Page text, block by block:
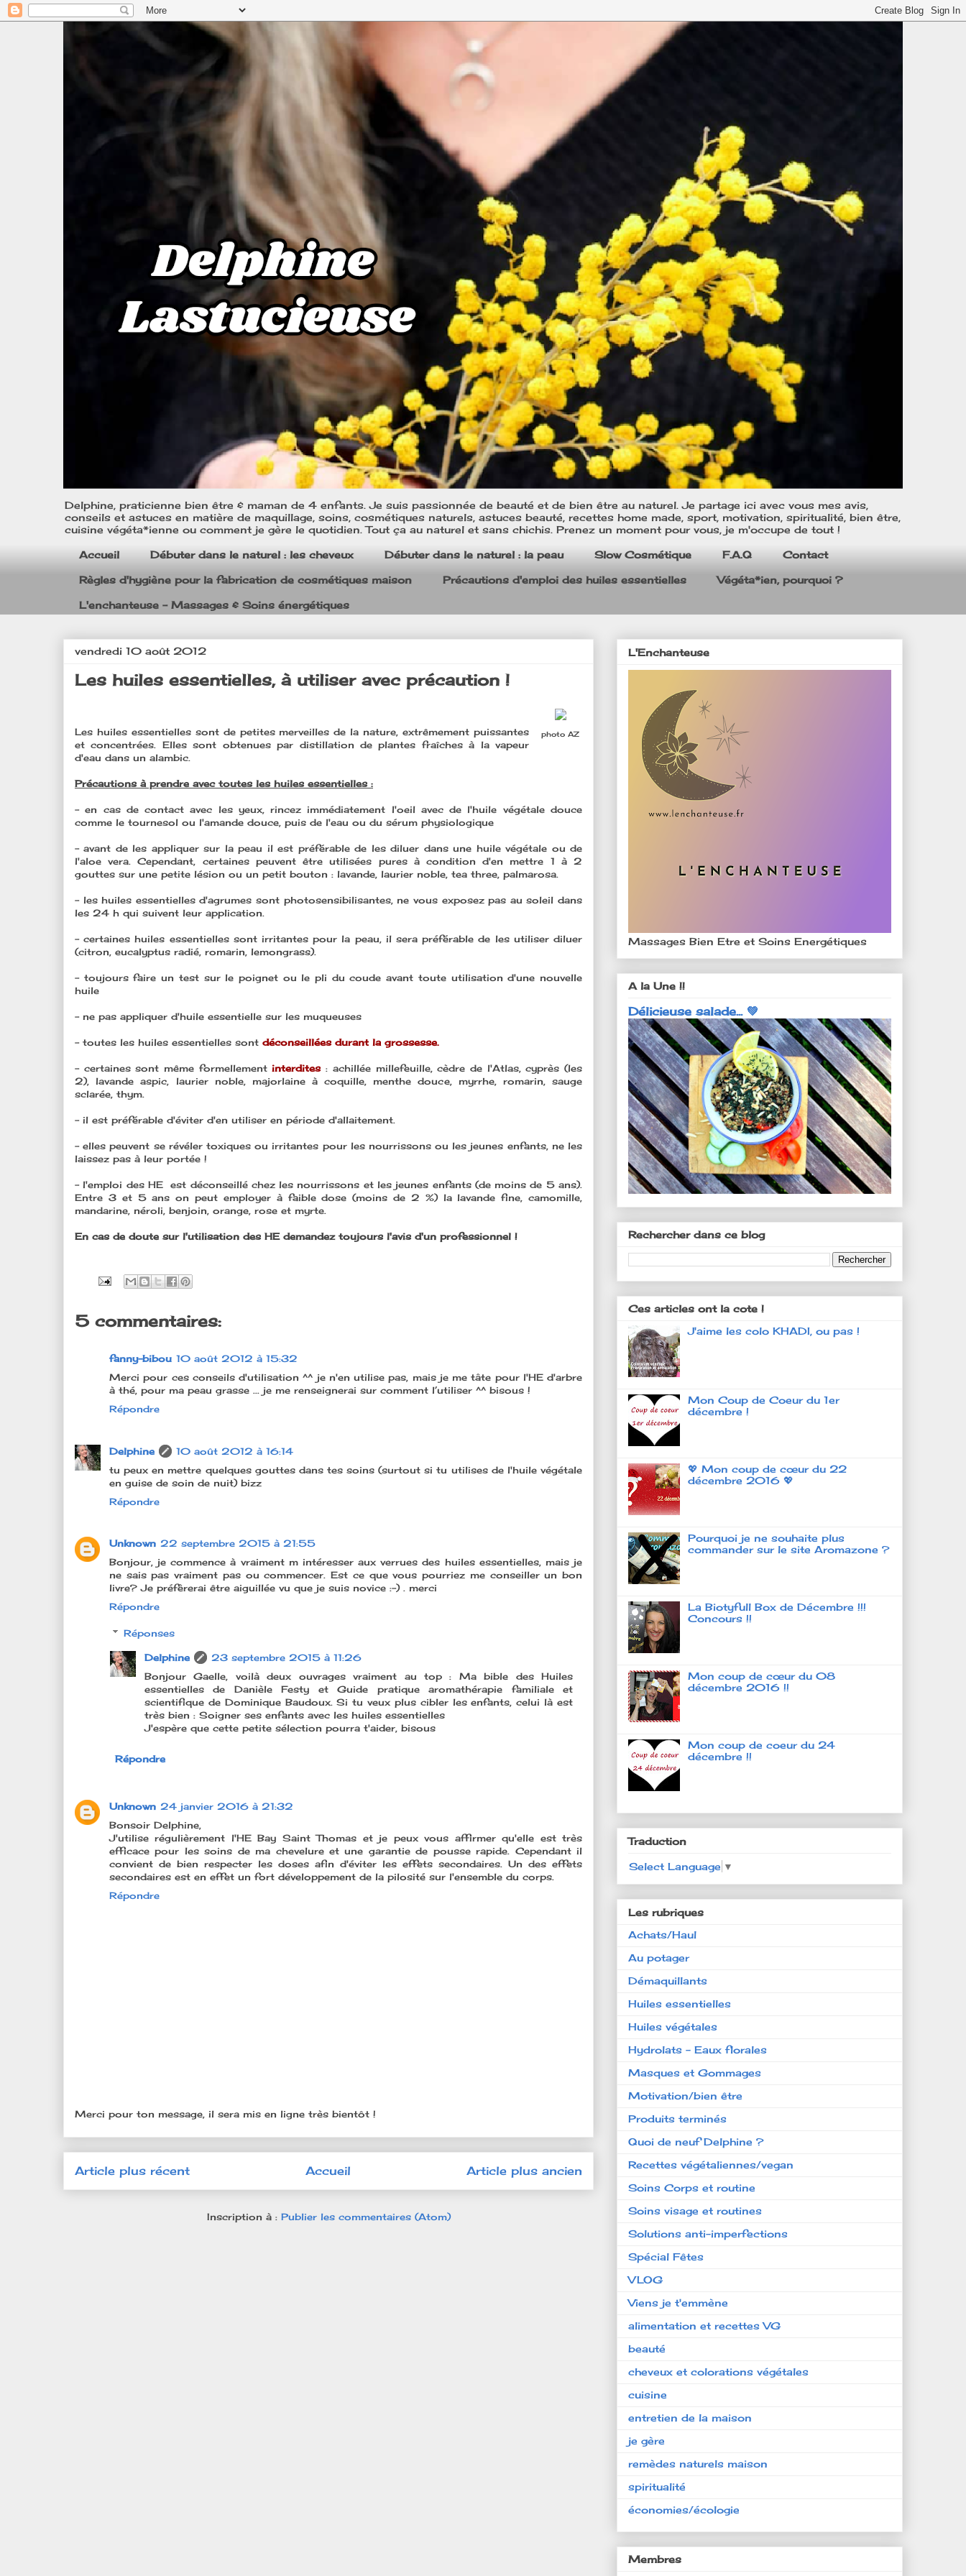
Delphine, praticienne bien être & maman de 4 enfants. Je suis passionnée de beauté et de bien être au naturel. Je partage ici avec vous mes avis,
conseils et astuces en matière de maquillage, soins, cosmétiques naturels, astuces beauté, recettes home made, sport, motivation, spiritualité, bien être,
cuisine végéta*ienne ou comment je gère le quotidien. Tout ça au naturel et sans chichis. Prenez un moment pour vous, je m'occupe de tout !
Accueil Débuter dans le naturel : les cheveux Débuter dans le naturel : la peau Slow Cosmétique F.A.Q Contact
Règles d'hygiène pour la fabrication de cosmétiques maison Précautions d'emploi des huiles essentielles Végéta*ien, pourquoi ?
L'enchanteuse - Massages & Soins énergétiques
vendredi 10 août 2012
Les huiles essentielles, à utiliser avec précaution !
photo AZ
Les huiles essentielles sont de petites merveilles de la nature, extrêmement puissantes
et concentrées. Elles sont obtenues par distillation de plantes fraîches à la vapeur
d'eau dans un alambic.
Précautions à prendre avec toutes les huiles essentielles :
- en cas de contact avec les yeux, rincez immédiatement l'oeil avec de l'huile végétale douce
comme le tournesol ou l'amande douce, puis de l'eau ou du sérum physiologique
- avant de les appliquer sur la peau il est préférable de les diluer dans une huile végétale ou de
l'aloe vera. Cependant, certaines peuvent être utilisées pures à condition d'en mettre 1 à 2
gouttes sur une petite lésion ou un petit bouton : lavande, laurier noble, tea three, palmarosa.
- les huiles essentielles d'agrumes sont photosensibilisantes, ne vous exposez pas au soleil dans
les 24 h qui suivent leur application.
- certaines huiles essentielles sont irritantes pour la peau, il sera préférable de les utiliser diluer
(citron, eucalyptus radié, romarin, lemongrass).
- toujours faire un test sur le poignet ou le pli du coude avant toute utilisation d'une nouvelle
huile
- ne pas appliquer d'huile essentielle sur les muqueuses
- toutes les huiles essentielles sont déconseillées durant la grossesse.
- certaines sont même formellementinterdites: achillée millefeuille, cèdre de l'Atlas, cyprès (les
2), lavande aspic, laurier noble, majorlaine à coquille, menthe douce, myrrhe, romarin, sauge
sclarée, thym.
- il est préférable d'éviter d'en utiliser en période d'allaitement.
- elles peuvent se révéler toxiques ou irritantes pour les nourrissons ou les jeunes enfants, ne les
laissez pas à leur portée !
- l'emploi des HE est déconseillé chez les nourrissons et les jeunes enfants (de moins de 5 ans).
Entre 3 et 5 ans on peut employer à faible dose (moins de 2 %) la lavande fine, camomille,
mandarine, néroli, benjoin, orange, rose et myrte.
En cas de doute sur l'utilisation des HE demandez toujours l'avis d'un professionnel !
5 commentaires:
fanny-bibou 10 août 2012 à 15:32
Merci pour ces conseils d'utilisation ^^ je n'en utilise pas, mais je me tâte pour l'HE d'arbre
à thé, pour ma peau grasse ... je me renseignerai sur comment l’utiliser ^^ bisous !
Répondre
Delphine
10 août 2012 à 16:14
tu peux en mettre quelques gouttes dans tes soins (surtout si tu utilises de l'huile végétale
en guise de soin de nuit) bizz
Répondre
Unknown 22 septembre 2015 à 21:55
Bonjour, je commence à vraiment m intéresser aux verrues des huiles essentielles, mais je
ne sais pas vraiment pas ou commencer. Est ce que vous pourriez me conseiller un bon
livre? Je préfèrerai être aiguillée vu que je suis novice :-) . merci
Répondre
Réponses
Delphine
23 septembre 2015 à 11:26
Bonjour Gaelle, voilà deux ouvrages vraiment au top : Ma bible des Huiles
essentielles de Danièle Festy et Guide pratique aromathérapie familiale et
scientifique de Dominique Baudoux. Si tu veux plus cibler les enfants, celui là est
très bien : Soigner ses enfants avec les huiles essentielles
J'espère que cette petite sélection pourra t'aider, bisous
Répondre
Unknown 24 janvier 2016 à 21:32
Bonsoir Delphine,
J'utilise régulièrement l'HE Bay Saint Thomas et je peux vous affirmer qu'elle est très
efficace pour les soins de ma chevelure et une garantie de pousse rapide. Cependant il
convient de bien respecter les doses afin d'éviter les effets secondaires. Un des effets
secondaires est en effet un fort développement de la pilosité sur l'ensemble du corps.
Répondre
Merci pour ton message, il sera mis en ligne très bientôt !
Article plus récent Article plus ancien
Accueil
Inscription à : Publier les commentaires (Atom)
L'Enchanteuse
Massages Bien Etre et Soins Energétiques
A la Une !!
Délicieuse salade... 💚
Rechercher dans ce blog
Ces articles ont la cote !
J'aime les colo KHADI, ou pas !
Mon Coup de Coeur du 1er
décembre !
💖 Mon coup de cœur du 22
décembre 2016 💖
Pourquoi je ne souhaite plus
commander sur le site Aromazone ?
La Biotyfull Box de Décembre !!!
Concours !!
Mon coup de cœur du 08
décembre 2016 !!
Mon coup de coeur du 24
décembre !!
Traduction
Select Language ▼
Les rubriques
Achats/Haul
Au potager
Démaquillants
Huiles essentielles
Huiles végétales
Hydrolats - Eaux florales
Masques et Gommages
Motivation/bien être
Produits terminés
Quoi de neuf Delphine ?
Recettes végétaliennes/vegan
Soins Corps et routine
Soins visage et routines
Solutions anti-imperfections
Spécial Fêtes
VLOG
Viens je t'emmène
alimentation et recettes VG
beauté
cheveux et colorations végétales
cuisine
entretien de la maison
je gère
remèdes naturels maison
spiritualité
économies/écologie
Membres